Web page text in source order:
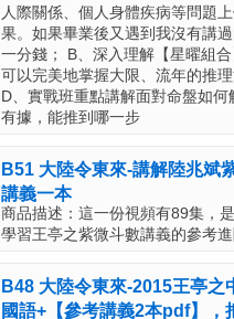
人際關係、個人身體疾病等問題
果。如果畢業後又遇到我沒有講
一分錢； B、深入理解【星曜組
可以完美地掌握大限、流年的推
D、實戰班重點講解面對命盤如
有據，能推到哪一步
B51 大陸令東來-講解陸兆斌
講義一本
商品描述：這一份視頻有89集，
學習王亭之紫微斗數講義的參考
B48 大陸令東來-2015王亭之
國語+【參考講義2本pdf】，